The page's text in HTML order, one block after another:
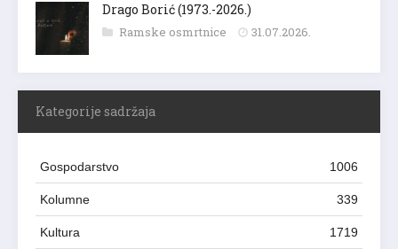
Drago Borić (1973.-2026.)
Ramske osmrtnice 31.07.2026.
Kategorije sadržaja
Gospodarstvo 1006
Kolumne 339
Kultura 1719